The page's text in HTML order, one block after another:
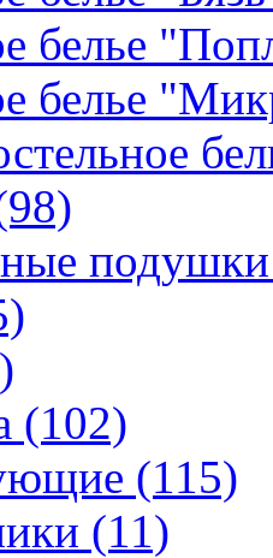
белье
белье
(102)
(115)
(11)